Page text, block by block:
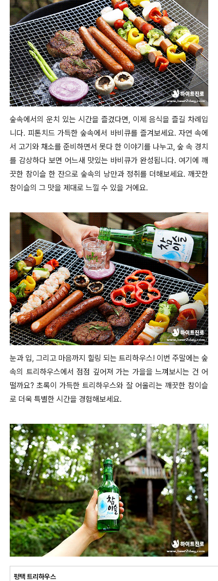
숲속에서의 운치 있는 시간을 즐겼다면, 이제 음식을 즐길 차례입
니다. 피톤치드 가득한 숲속에서 바비큐를 즐겨보세요. 자연 속에
서 고기와 채소를 준비하면서 못다 한 이야기를 나누고, 숲 속 경치
를 감상하다 보면 어느새 맛있는 바비큐가 완성됩니다. 여기에 깨
끗한 참이슬 한 잔으로 숲속의 낭만과 정취를 더해보세요. 깨끗한
참이슬의 그 맛을 제대로 느낄 수 있을 거에요.
눈과 입, 그리고 마음까지 힐링 되는 트리하우스! 이번 주말에는 숲
속의 트리하우스에서 점점 깊어져 가는 가을을 느껴보시는 건 어
떨까요? 초록이 가득한 트리하우스와 잘 어울리는 깨끗한 참이슬
로 더욱 특별한 시간을 경험해보세요.
평택 트리하우스